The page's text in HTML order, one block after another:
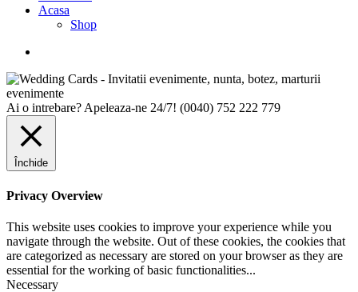
Acasa
Shop
Ai o intrebare? Apeleaza-ne 24/7! (0040) 752 222 779
Închide
Privacy Overview
This website uses cookies to improve your experience while you
navigate through the website. Out of these cookies, the cookies that
are categorized as necessary are stored on your browser as they are
essential for the working of basic functionalities...
Necessary